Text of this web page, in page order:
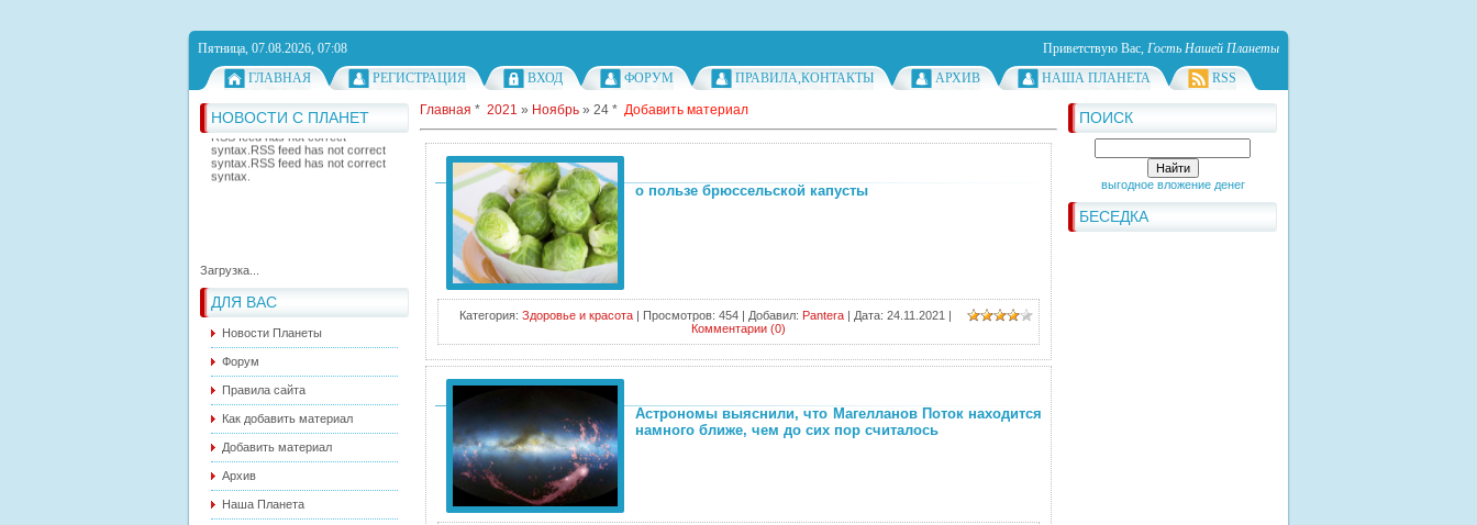
Пятница, 07.08.2026, 07:08 Приветствую Вас, Гость Нашей Планеты
ГЛАВНАЯ
РЕГИСТРАЦИЯ ВХОД ФОРУМ ПРАВИЛА,КОНТАКТЫ АРХИВ НАША ПЛАНЕТА RSS
НОВОСТИ С ПЛАНЕТ
RSS feed has not correct
syntax.RSS feed has not correct
syntax.
Загрузка...
ДЛЯ ВАС
Новости Планеты
Форум
Правила сайта
Как добавить материал
Добавить материал
Архив
Наша Планета
ПОИСК
выгодное вложение денег
БЕСЕДКА
Главная * 2021 » Ноябрь » 24 * Добавить материал
о пользе брюссельской капусты
Категория: Здоровье и красота | Просмотров: 454 | Добавил: Pantera | Дата: 24.11.2021 |
Комментарии (0)
Астрономы выяснили, что Магелланов Поток находится
намного ближе, чем до сих пор считалось